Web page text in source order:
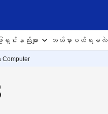
းနည်းများ ဘယ်မှာဝယ်ရမလဲ
Computer